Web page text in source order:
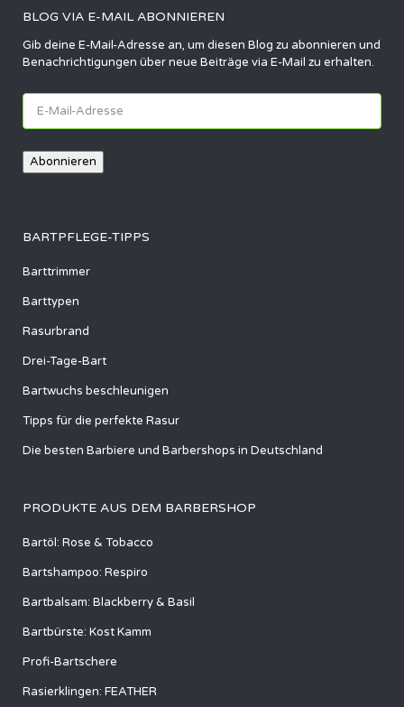
BLOG VIA E-MAIL ABONNIEREN
Gib deine E-Mail-Adresse an, um diesen Blog zu abonnieren und
Benachrichtigungen über neue Beiträge via E-Mail zu erhalten.
E-
Mail-
Abonnieren
BARTPFLEGE-TIPPS
Barttrimmer
Barttypen
Rasurbrand
Drei-Tage-Bart
Bartwuchs beschleunigen
Tipps für die perfekte Rasur
Die besten Barbiere und Barbershops in Deutschland
PRODUKTE AUS DEM BARBERSHOP
Bartöl: Rose & Tobacco
Bartshampoo: Respiro
Bartbalsam: Blackberry & Basil
Bartbürste: Kost Kamm
Profi-Bartschere
Rasierklingen: FEATHER